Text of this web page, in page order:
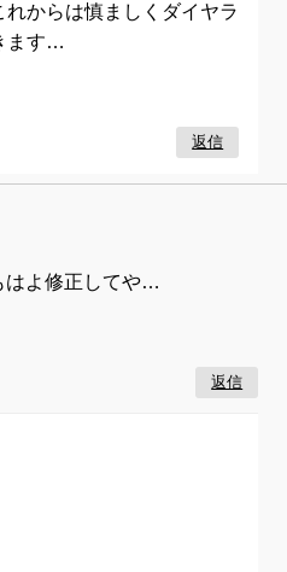
からは慎ましくダイヤラ
ます…
返信
よ修正してや…
返信